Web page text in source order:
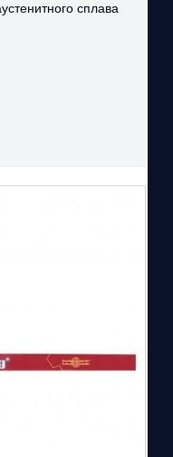
сплава